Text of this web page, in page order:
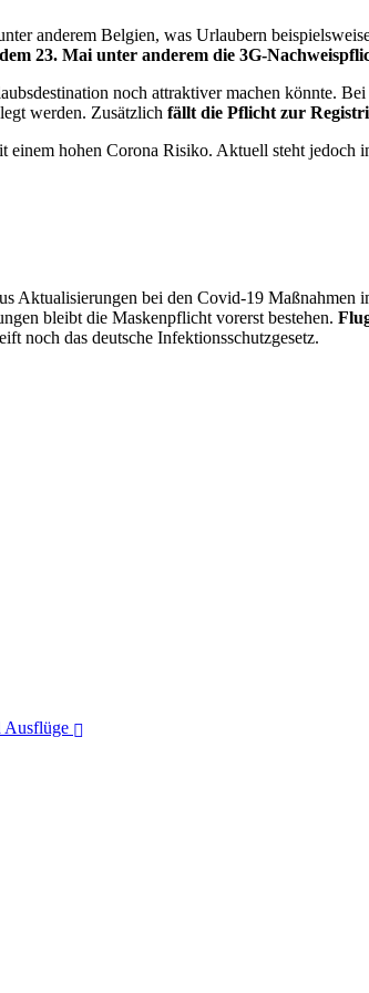
anderem Belgien, was Urlaubern
23. Mai unter anderem die 3G-
noch attraktiver machen könnte.
werden. Zusätzlich fällt die Pflicht zur
einem hohen Corona Risiko. Aktuell steht jedoch
Aktualisierungen bei den Covid-19 Maßnahmen
bleibt die Maskenpflicht vorerst bestehen.
noch das deutsche Infektionsschutzgesetz.
Ausflüge